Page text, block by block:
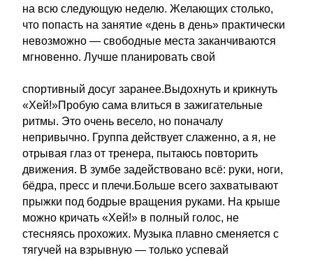
на всю следующую неделю. Желающих столько,
что попасть на занятие «день в день» практически
невозможно — свободные места заканчиваются
мгновенно. Лучше планировать свой
спортивный досуг заранее.Выдохнуть и крикнуть
«Хей!»Пробую сама влиться в зажигательные
ритмы. Это очень весело, но поначалу
непривычно. Группа действует слаженно, а я, не
отрывая глаз от тренера, пытаюсь повторить
движения. В зумбе задействовано всё: руки, ноги,
бёдра, пресс и плечи.Больше всего захватывают
прыжки под бодрые вращения руками. На крыше
можно кричать «Хей!» в полный голос, не
стесняясь прохожих. Музыка плавно сменяется с
тягучей на взрывную — только успевай